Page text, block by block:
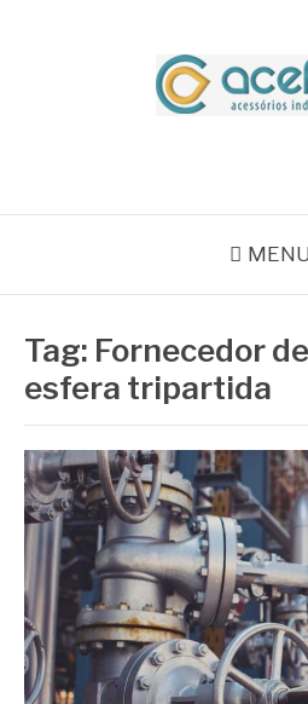
Tag: Fornecedor
esfera tripartida